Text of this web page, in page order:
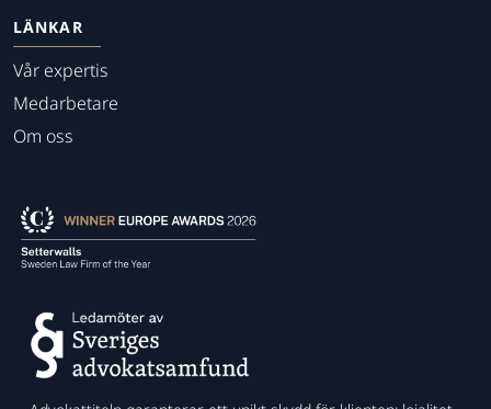
LÄNKAR
Vår expertis
Medarbetare
Om oss